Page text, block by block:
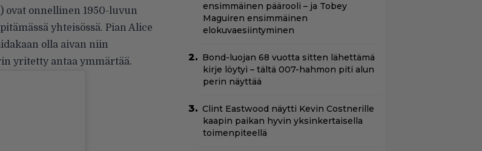
) ovat onnellinen 1950-luvun
yhteisössä. Pian Alice
olla aivan niin
yritetty antaa ymmärtää.
ensimmäinen päärooli – ja Tobey
Maguiren ensimmäinen
elokuvaesiintyminen
Bond-luojan 68 vuotta sitten lähettämä
kirje löytyi – tältä 007-hahmon piti alun
perin näyttää
Clint Eastwood näytti Kevin Costnerille
kaapin paikan hyvin yksinkertaisella
toimenpiteellä